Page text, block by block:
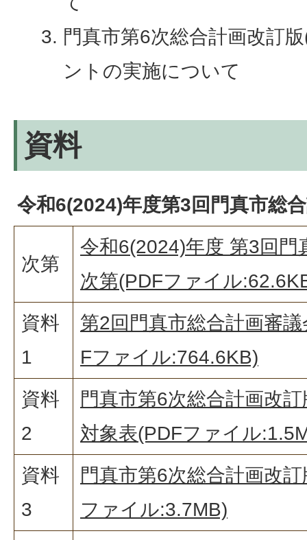
門真市第6次総合計画改訂
ントの実施について
資料
令和6(2024)年度第3回門真市総
次第
令和6(2024)年度 第3回門
次第(PDFファイル
資料
1
第2回門真市総合計画審
Fファイル:764.6KB)
資料
2
門真市第6次総合計画改
対象表(PDFファイル
資料
3
門真市第6次総合計画改
ファイル:3.7MB)